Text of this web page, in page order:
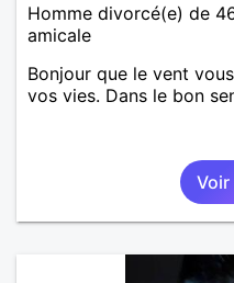
Homme divorcé(e) de
amicale
Bonjour que le vent
vos vies. Dans le bon